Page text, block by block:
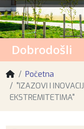
Dobrodošli
Početna
"IZAZOVI I
EKSTREMITETIMA"